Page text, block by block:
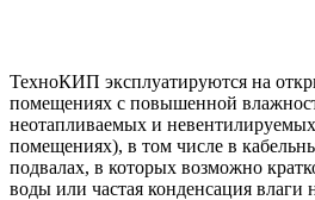
ТехноКИП эксплуатируются на
помещениях с повышенной
неотапливаемых и
помещениях), в том числе в
подвалах, в которых возможно
воды или частая конденсация влаги